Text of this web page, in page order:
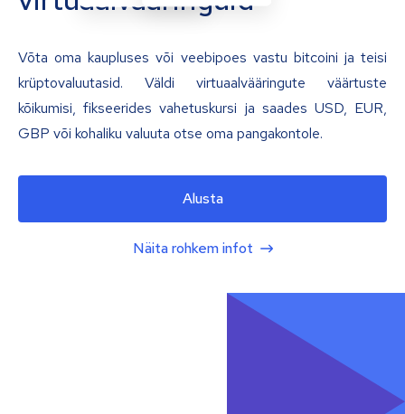
Võta oma kaupluses või veebipoes vastu bitcoini ja teisi
krüptovaluutasid. Väldi virtuaalvääringute väärtuste
kõikumisi, fikseerides vahetuskursi ja saades USD, EUR,
GBP või kohaliku valuuta otse oma pangakontole.
Alusta
Näita rohkem infot